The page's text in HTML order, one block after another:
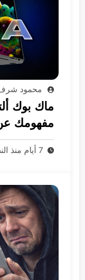
محمود
مفهومك
7 أيام منذ النشر